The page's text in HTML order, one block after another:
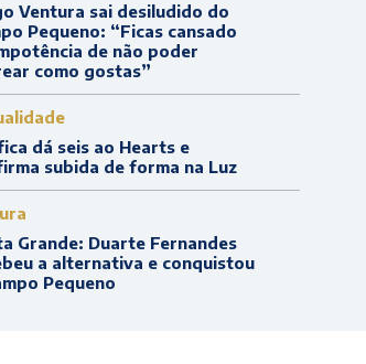
Ventura sai desiludido do
Pequeno: “Ficas cansado
de não poder
como gostas”
dá seis ao Hearts e
subida de forma na Luz
Grande: Duarte Fernandes
a alternativa e conquistou
Pequeno